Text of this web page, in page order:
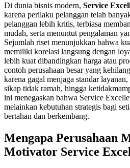
Di dunia bisnis modern, Service
karena perilaku pelanggan telah
pelanggan lebih kritis, terbiasa
mudah, serta menuntut pengalaman
Sejumlah riset menunjukkan bahwa
memiliki korelasi langsung dengan
lebih kuat dibandingkan harga atau
contoh perusahaan besar yang
karena gagal menjaga standar
sikap tidak ramah, hingga
ini menegaskan bahwa Service
melainkan kebutuhan strategis bagi
bertahan dan berkembang.
Mengapa Perusahaan
Motivator Service